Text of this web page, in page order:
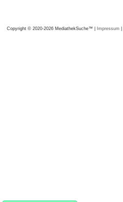
Copyright © 2020-2026 MediathekSuche™ | Impressum |